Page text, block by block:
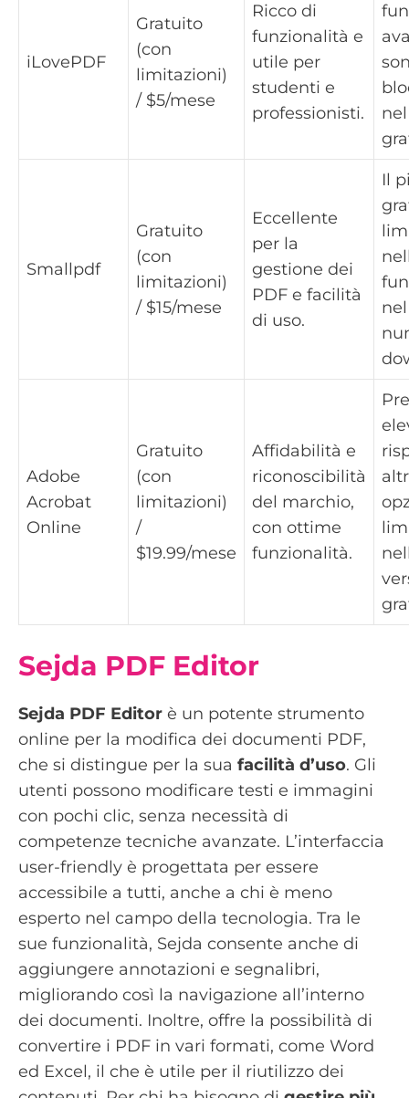
iLovePDF
Gratuito
(con
limitazioni)
/ $5/mese
Ricco di
funzionalità e
utile per
studenti e
professionisti.
Smallpdf
Gratuito
(con
limitazioni)
/ $15/mese
Eccellente
per la
gestione dei
PDF e facilità
di uso.
Il
nel
Adobe
Acrobat
Online
Gratuito
(con
limitazioni)
/
$19.99/mese
Affidabilità e
riconoscibilità
del marchio,
con ottime
funzionalità.
Sejda PDF Editor
Sejda PDF Editor è un potente strumento
online per la modifica dei documenti PDF,
che si distingue per la sua facilità d’uso. Gli
utenti possono modificare testi e immagini
con pochi clic, senza necessità di
competenze tecniche avanzate. L’interfaccia
user-friendly è progettata per essere
accessibile a tutti, anche a chi è meno
esperto nel campo della tecnologia. Tra le
sue funzionalità, Sejda consente anche di
aggiungere annotazioni e segnalibri,
migliorando così la navigazione all’interno
dei documenti. Inoltre, offre la possibilità di
convertire i PDF in vari formati, come Word
ed Excel, il che è utile per il riutilizzo dei